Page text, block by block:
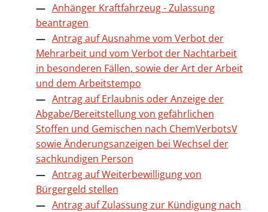
Anhänger Kraftfahrzeug - Zulassung
beantragen
Antrag auf Ausnahme vom Verbot der
Mehrarbeit und vom Verbot der Nachtarbeit
in besonderen Fällen, sowie der Art der Arbeit
und dem Arbeitstempo
Antrag auf Erlaubnis oder Anzeige der
Abgabe/Bereitstellung von gefährlichen
Stoffen und Gemischen nach ChemVerbotsV
sowie Änderungsanzeigen bei Wechsel der
sachkundigen Person
Antrag auf Weiterbewilligung von
Bürgergeld stellen
Antrag auf Zulassung zur Kündigung nach